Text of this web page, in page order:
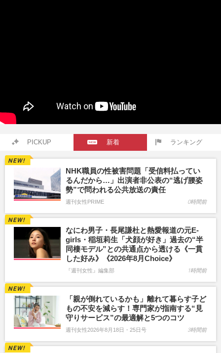
PICKUP 新着 ランキング
NHK職員の性被害問題「受信料払ってい
るんだから…」出演者非公表の“逃げ腰姿
勢”で問われる公共放送の責任
週刊女性PRIME 0時間前
なにわ男子・長尾謙杜と熱愛報道の元E-
girls・稲垣莉生「犬顔が好き」過去の“半
同棲モデル”との共通点から透ける《一貫
した好み》《2026年8月Choice》
『週刊女性』編集部 1時間前
「親が倒れているかも」離れて暮らす子ど
もの不安を減らす！専門家が指南する“見
守りサービス”の最適解と5つのコツ
週刊女性2026年8月18日・25日号 3時間前